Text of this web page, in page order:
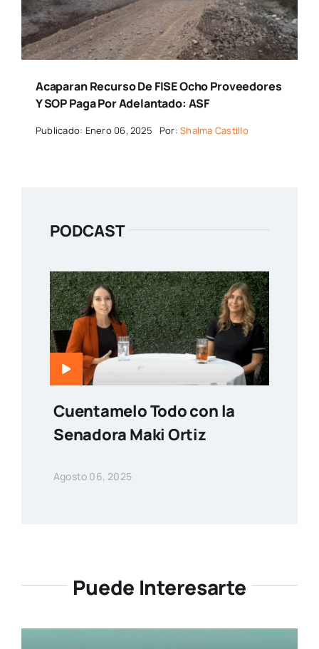
Acaparan Recurso De FISE Ocho Proveedores
Y SOP Paga Por Adelantado: ASF
Publicado: Enero 06, 2025 Por:Shalma Castillo
PODCAST
Cuentamelo Todo con la
Senadora Maki Ortiz
Agosto 06, 2025
Puede Interesarte